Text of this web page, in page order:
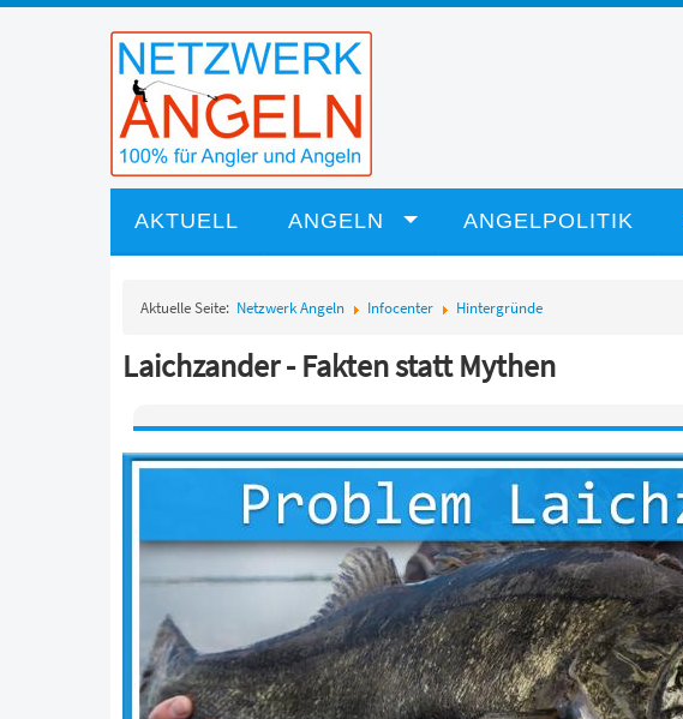
AKTUELL ANGELN ANGELPOLITIK
Aktuelle Seite: Netzwerk Angeln Infocenter Hintergründe
Laichzander - Fakten statt Mythen